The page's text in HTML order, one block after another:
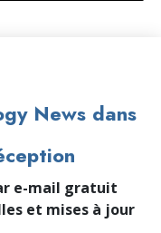
News dans
e-mail gratuit
et mises à jour